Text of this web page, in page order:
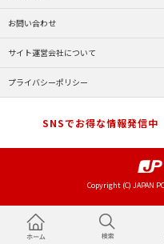
お問い合わせ
サイト運営会社について
プライバシーポリシー
SNSでお得な情報発信中
Copyright (C) JAPAN